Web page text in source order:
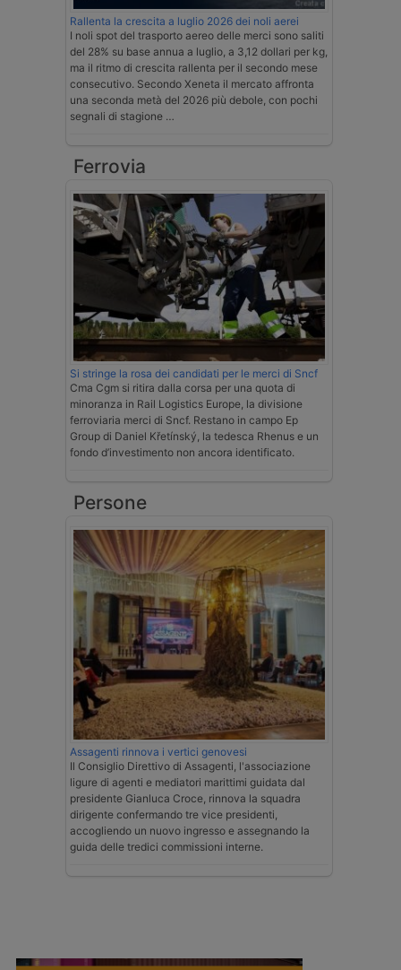
Rallenta la crescita a luglio 2026 dei noli aerei
I noli spot del trasporto aereo delle merci sono saliti
del 28% su base annua a luglio, a 3,12 dollari per kg,
ma il ritmo di crescita rallenta per il secondo mese
consecutivo. Secondo Xeneta il mercato affronta
una seconda metà del 2026 più debole, con pochi
segnali di stagione …
Ferrovia
Si stringe la rosa dei candidati per le merci di Sncf
Cma Cgm si ritira dalla corsa per una quota di
minoranza in Rail Logistics Europe, la divisione
ferroviaria merci di Sncf. Restano in campo Ep
Group di Daniel Křetínský, la tedesca Rhenus e un
fondo d’investimento non ancora identificato.
Persone
Assagenti rinnova i vertici genovesi
Il Consiglio Direttivo di Assagenti, l'associazione
ligure di agenti e mediatori marittimi guidata dal
presidente Gianluca Croce, rinnova la squadra
dirigente confermando tre vice presidenti,
accogliendo un nuovo ingresso e assegnando la
guida delle tredici commissioni interne.